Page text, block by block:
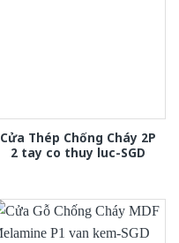
Cửa Thép Chống Cháy 2P
2 tay co thuy luc-SGD